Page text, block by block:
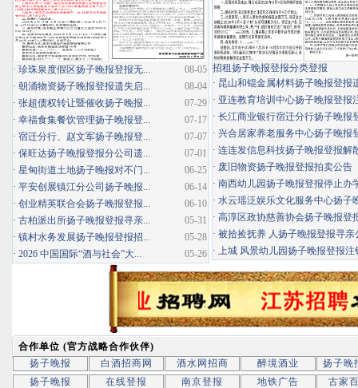
招租扬子晚报登报分类登报
· 昆山和锟金属材料扬子晚报登报
· 亚连教育培训中心扬子晚报登报
· 长江商业银行宿迁分行扬子晚报
· 兴合居家养老服务中心扬子晚报
· 连连发信息科技扬子晚报登报解
· 废旧物资扬子晚报登报拍卖公告
· 南西幼儿园扬子晚报登报停止办
· 水云瑶泛娱乐文化服务中心扬子
· 高淳区政协慈善协会扬子晚报登
· 被拾捡抚养 人扬子晚报登报寻亲
· 上城 风景幼儿园扬子晚报登报注
08-05
· 珍珠泉度假区扬子晚报登报无...
08-04
· 朝涌物资扬子晚报登报遗失启...
07-29
· 张超债权转让暨催收扬子晚报...
07-17
· 幸福食集餐饮管理扬子晚报登...
07-07
· 宿迁分行、赵文军扬子晚报登...
07-01
· 保旺达扬子晚报登报分公司遗...
06-25
· 星甸街道土地扬子晚报对不门...
06-14
· 平安创展镇江分公司扬子晚报...
06-10
· 创业精英联合会扬子晚报登报...
05-31
· 古柏派出所扬子晚报登报寻亲...
05-28
· 镇村水务发展扬子晚报登报招...
05-26
· 2026 中国国际“酒与社会”大...
合作单位 (官方战略合作伙伴)
扬子晚报
白酒招商网 酒水网招商 醉境酒业
扬子晚
扬子晚报
在线登报 南京登报 地铁广告
古家